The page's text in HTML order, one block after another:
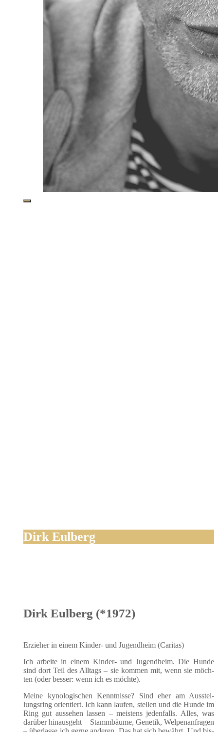
Dirk Eulberg
Dirk Eulberg (*1972)
Erzie­her in einem Kin­der- und Jugend­heim (Cari­tas)
Ich arbei­te in einem Kin­der- und Jugend­heim. Die Hun­de
sind dort Teil des All­tags – sie kom­men mit, wenn sie möch­
ten (oder bes­ser: wenn ich es möchte).
Mei­ne kyno­lo­gi­schen Kennt­nis­se? Sind eher am Aus­stel­
lungs­ring ori­en­tiert. Ich kann lau­fen, stel­len und die Hun­de im
Ring gut aus­se­hen las­sen – meis­tens jeden­falls. Alles, was
dar­über hin­aus­geht – Stamm­bäu­me, Gene­tik, Wel­pen­an­fra­gen